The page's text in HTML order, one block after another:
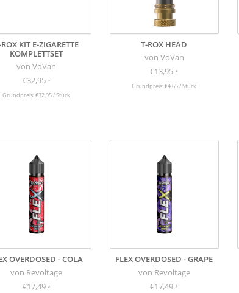
KIT E-ZIGARETTE
KOMPLETTSET
von VoVan
€32,95 *
Grundpreis: €32,95 / Stück
T-ROX HEAD
von VoVan
€13,95*
Grundpreis: €4,65 / Stück
OVERDOSED - COLA
von Revoltage
€17,49 *
FLEX OVERDOSED - GRAPE
von Revoltage
€17,49*